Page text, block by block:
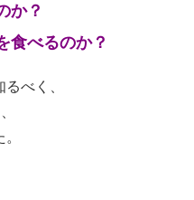
か？
食べるのか？
べく、